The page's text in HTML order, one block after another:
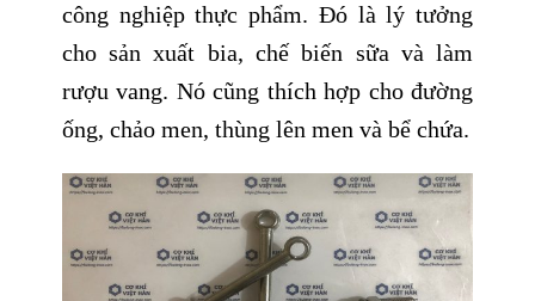
công nghiệp thực phẩm. Đó là lý tưởng
cho sản xuất bia, chế biến sữa và làm
rượu vang. Nó cũng thích hợp cho đường
ống, chảo men, thùng lên men và bể chứa.